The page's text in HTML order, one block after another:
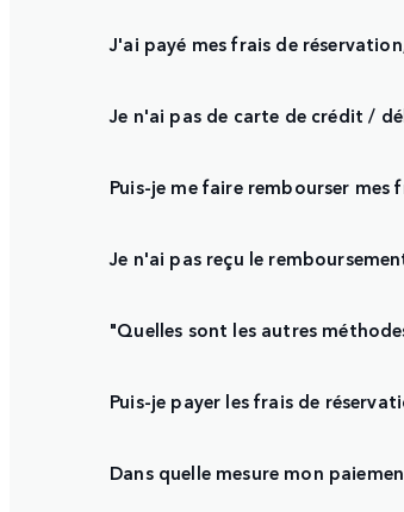
J'ai payé mes frais de
Je n'ai pas de carte de crédit /
Puis-je me faire rembourser mes
Je n'ai pas reçu le
"Quelles sont les autres
Puis-je payer les frais de
Dans quelle mesure mon